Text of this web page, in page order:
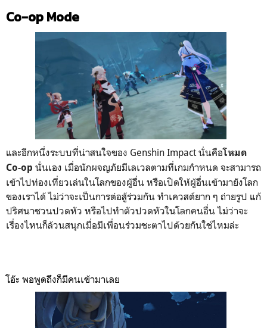
Co-op Mode
และอีกหนึ่งระบบที่น่าสนใจของ Genshin Impact นั่นคือโหมด
Co-op นั่นเอง เมื่อนักผจญภัยมีเลเวลตามที่เกมกำหนด จะสามารถ
เข้าไปท่องเที่ยวเล่นในโลกของผู้อื่น หรือเปิดให้ผู้อื่นเข้ามายังโลก
ของเราได้ ไม่ว่าจะเป็นการต่อสู้ร่วมกัน ทำเควสต์ยาก ๆ ถ่ายรูป แก้
ปริศนาชวนปวดหัว หรือไปทำตัวปวดหัวในโลกคนอื่น ไม่ว่าจะ
เรื่องไหนก็ล้วนสนุกเมื่อมีเพื่อนร่วมชะตาไปด้วยกันใช่ไหมล่ะ
โอ๊ะ พอพูดถึงก็มีคนเข้ามาเลย